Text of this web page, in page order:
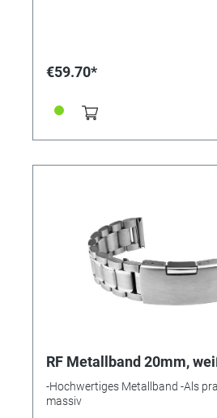
€59.70*
RF Metallband 20mm,
-Hochwertiges Metallband -Als
massiv